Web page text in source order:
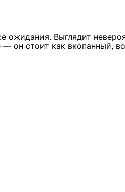
ожидания. Выглядит
он стоит как вкопанный,